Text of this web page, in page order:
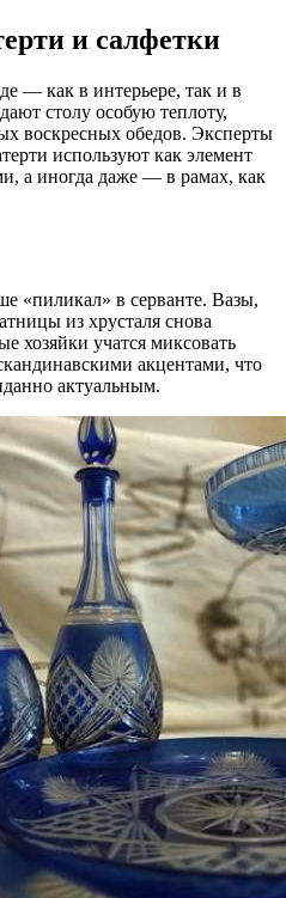
и салфетки
— как в интерьере, так и в
столу особую теплоту,
воскресных обедов. Эксперты
используют как элемент
а иногда даже — в рамах, как
«пиликал» в серванте. Вазы,
из хрусталя снова
хозяйки учатся миксовать
акцентами, что
актуальным.